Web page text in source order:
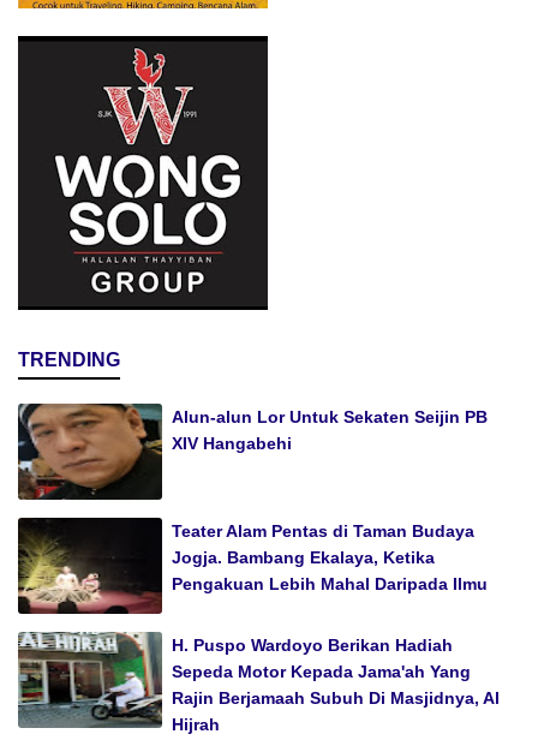
TRENDING
Alun-alun Lor Untuk Sekaten Seijin PB
XIV Hangabehi
Teater Alam Pentas di Taman Budaya
Jogja. Bambang Ekalaya, Ketika
Pengakuan Lebih Mahal Daripada Ilmu
H. Puspo Wardoyo Berikan Hadiah
Sepeda Motor Kepada Jama'ah Yang
Rajin Berjamaah Subuh Di Masjidnya, Al
Hijrah